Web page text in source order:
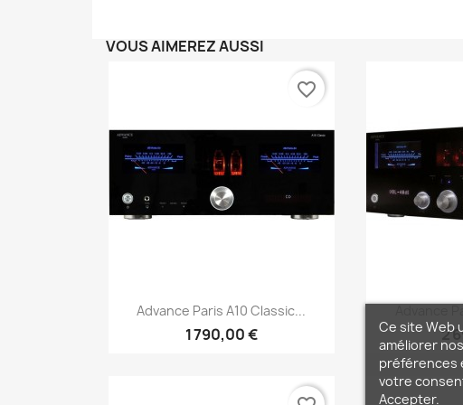
VOUS AIMEREZ AUSSI
Aperçu rapide
Advance Paris A10 Classic...
1 790,00 €
favorite_border

2
Ce site Web
améliorer
préférences
votre
Accepter.